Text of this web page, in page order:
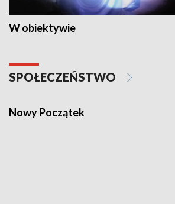
W obiektywie
SPOŁECZEŃSTWO
Nowy Początek